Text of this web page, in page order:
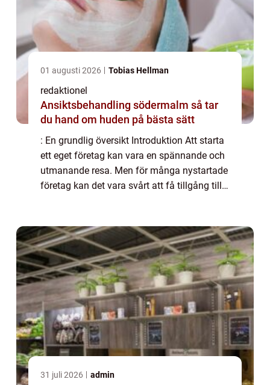
01 augusti 2026 Tobias Hellman
redaktionel
Ansiktsbehandling södermalm så tar
du hand om huden på bästa sätt
: En grundlig översikt Introduktion Att starta
ett eget företag kan vara en spännande och
utmanande resa. Men för många nystartade
företag kan det vara svårt att få tillgång till
31 juli 2026 admin